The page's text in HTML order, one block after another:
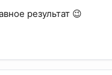
результат 😉